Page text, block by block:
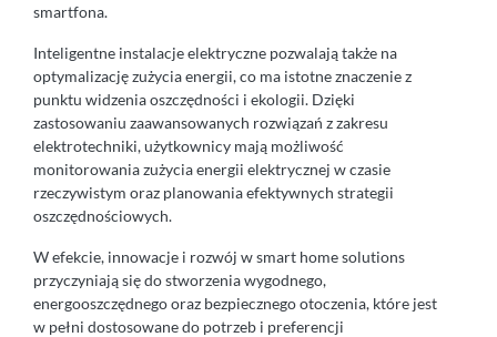
smartfona.
Inteligentne instalacje elektryczne pozwalają także na
optymalizację zużycia energii, co ma istotne znaczenie z
punktu widzenia oszczędności i ekologii. Dzięki
zastosowaniu zaawansowanych rozwiązań z zakresu
elektrotechniki, użytkownicy mają możliwość
monitorowania zużycia energii elektrycznej w czasie
rzeczywistym oraz planowania efektywnych strategii
oszczędnościowych.
W efekcie, innowacje i rozwój w smart home solutions
przyczyniają się do stworzenia wygodnego,
energooszczędnego oraz bezpiecznego otoczenia, które jest
w pełni dostosowane do potrzeb i preferencji